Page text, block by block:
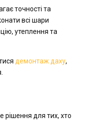
точності та
всі шари
утеплення та
демонтаж даху,
рішення для тих, хто